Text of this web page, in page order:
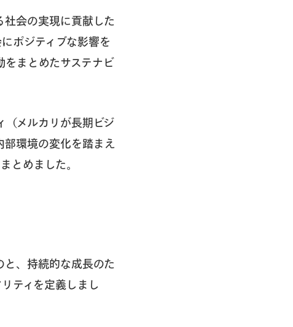
社会の実現に貢献した
ポジティブな影響を
まとめたサステナビ
（メルカリが長期ビジ
部環境の変化を踏まえ
とめました。
、持続的な成長のた
ティを定義しまし